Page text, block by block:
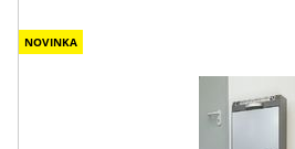
NOVINKA